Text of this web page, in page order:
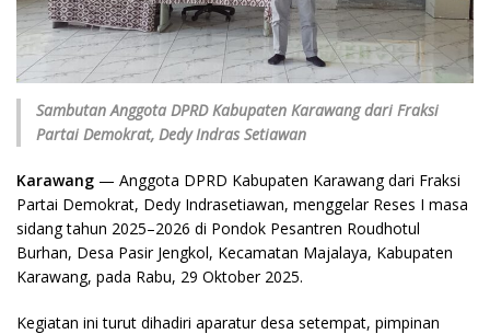
Sambutan Anggota DPRD Kabupaten Karawang dari Fraksi
Partai Demokrat, DedyIndras Setiawan
Karawang — Anggota DPRD Kabupaten Karawang dari Fraksi
Partai Demokrat, Dedy Indrasetiawan, menggelar Reses I masa
sidang tahun 2025–2026 di Pondok Pesantren Roudhotul
Burhan, Desa Pasir Jengkol, Kecamatan Majalaya, Kabupaten
Karawang, pada Rabu, 29 Oktober 2025.
Kegiatan ini turut dihadiri aparatur desa setempat, pimpinan